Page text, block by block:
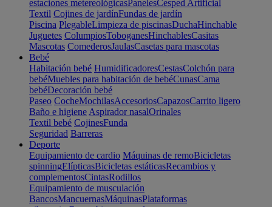
estaciones metereológicasPanelesCesped Artificial
Textil Cojines de jardínFundas de jardín
Piscina PlegableLimpieza de piscinasDuchaHinchable
Juguetes ColumpiosToboganesHinchablesCasitas
Mascotas ComederosJaulasCasetas para mascotas
Bebé
Habitación bebé HumidificadoresCestasColchón para
bebéMuebles para habitación de bebéCunasCama
bebéDecoración bebé
Paseo CocheMochilasAccesoriosCapazosCarrito ligero
Baño e higiene Aspirador nasalOrinales
Textil bebé CojinesFunda
Seguridad Barreras
Deporte
Equipamiento de cardio Máquinas de remoBicicletas
spinningElípticasBicicletas estáticasRecambios y
complementosCintasRodillos
Equipamiento de musculación
BancosMancuernasMáquinasPlataformas